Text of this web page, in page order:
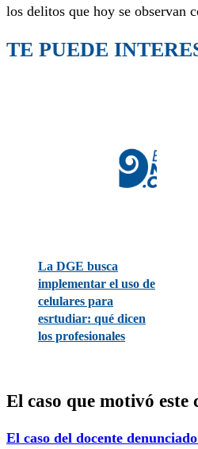
los delitos que hoy se observan
TE PUEDE
La DGE busca
implementar el uso de
celulares para
esrtudiar: qué dicen
los profesionales
El caso que motivó este
El caso del docente